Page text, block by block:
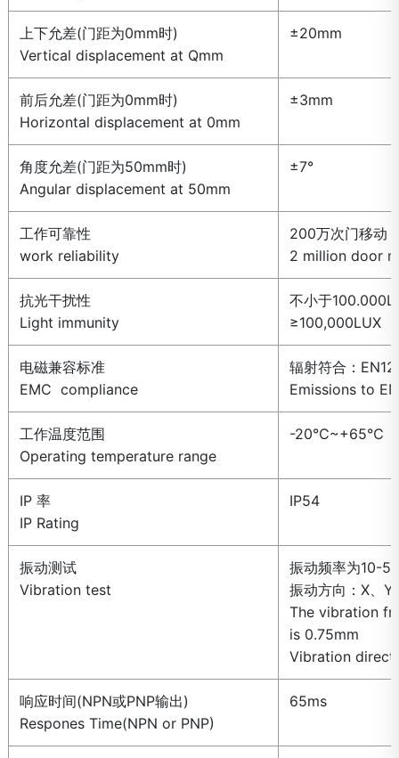
上下允差(门距为0mm时)
Vertical displacement at Qmm
±20mm
前后允差(门距为0mm时)
Horizontal displacement at 0mm
±3mm
角度允差(门距为50mm时)
Angular displacement at 50mm
±7°
工作可靠性
work reliability
200万次门移动
2 million door
抗光干扰性
Light immunity
不小于
≥100,000LUX
电磁兼容标准
EMC compliance
辐射符合：
Emissions to
工作温度范围
Operating temperature range
-20℃~+65℃
IP 率
IP Rating
IP54
振动测试
Vibration test
振动频率为10-
振动方向：X、
The vibration
is 0.75mm
Vibration
响应时间(NPN或PNP输出)
Respones Time(NPN or PNP)
65ms